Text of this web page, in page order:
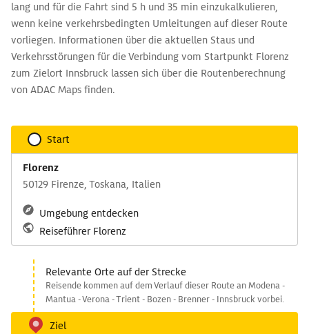
lang und für die Fahrt sind 5 h und 35 min einzukalkulieren,
wenn keine verkehrsbedingten Umleitungen auf dieser Route
vorliegen. Informationen über die aktuellen Staus und
Verkehrsstörungen für die Verbindung vom Startpunkt Florenz
zum Zielort Innsbruck lassen sich über die Routenberechnung
von ADAC Maps finden.
Start
Florenz
50129 Firenze, Toskana, Italien
Umgebung entdecken
Reiseführer Florenz
Relevante Orte auf der Strecke
Reisende kommen auf dem Verlauf dieser Route an Modena -
Mantua - Verona - Trient - Bozen - Brenner - Innsbruck vorbei.
Ziel